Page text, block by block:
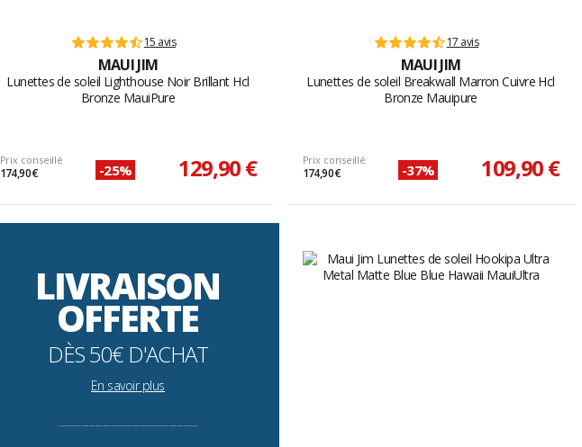
15 avis
MAUI JIM
Lunettes de soleil Lighthouse Noir Brillant Hcl
Bronze MauiPure
Prix conseillé
174,90 € -25% 129,90 €
17 avis
MAUI JIM
Lunettes de soleil Breakwall Marron Cuivre Hcl
Bronze Mauipure
Prix conseillé
174,90 € -37% 109,90 €
LIVRAISON
OFFERTE
DÈS 50€ D'ACHAT
En savoir plus
--------------------------------------------------------------------